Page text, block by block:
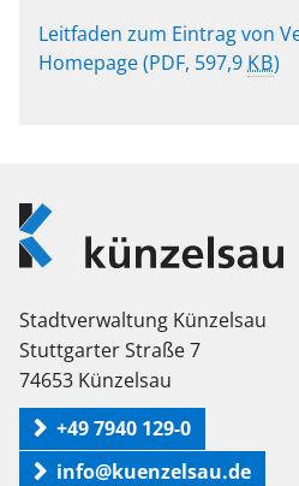
Leitfaden zum Eintrag von
Homepage(PDF, 597,9 KB)
Logo
Künzelsau
Stadtverwaltung Künzelsau
Stuttgarter Straße 7
74653 Künzelsau
+49 7940 129-0
info@kuenzelsau.de